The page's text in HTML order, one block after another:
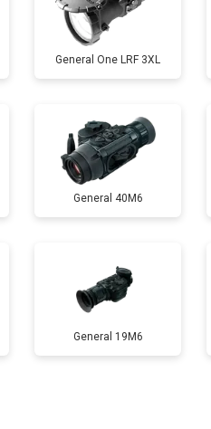
General One LRF 3XL
General 40M6
General 19M6